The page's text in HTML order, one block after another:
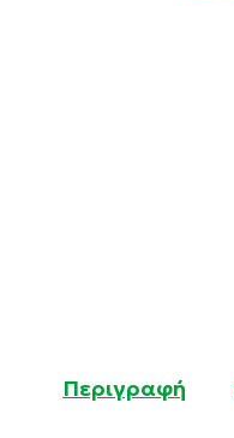
Περιγραφή